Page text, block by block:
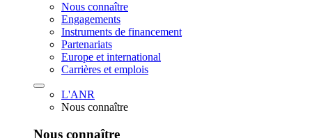
Nous connaître
Engagements
Instruments de financement
Partenariats
Europe et international
Carrières et emplois
L'ANR
Nous connaître
Nous connaître